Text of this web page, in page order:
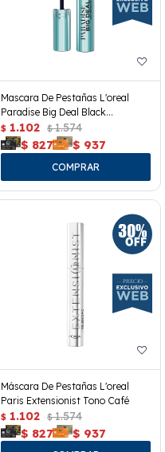
Mascara De Pestañas L'oreal
Paradise Big Deal Black
Waterproof
$ 1.102 $ 1.574
$ 827 $ 937
Máscara De Pestañas L'oreal
Paris Extensionist Tono Café
$ 1.102 $ 1.574
$ 827 $ 937